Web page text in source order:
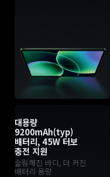
대용량
9200mAh(typ)
배터리, 45W 터보
충전 지원
슬림해진 바디, 더 커진
배터리 용량